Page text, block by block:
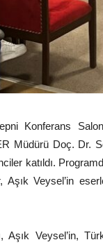
Konferans
Müdürü Doç. Dr.
katıldı.
Aşık Veysel’in
Aşık Veysel’in,